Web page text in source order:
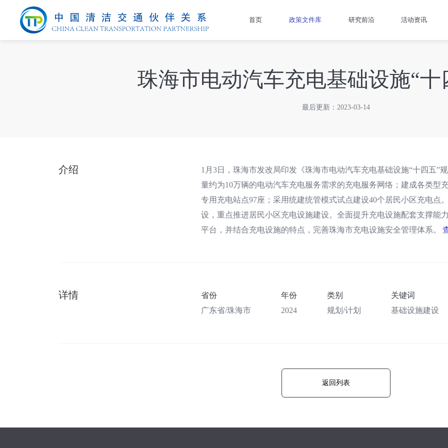
首页 政策文件库 研究前沿 活动资讯
珠海市电动汽车充电基础设施“十
最后更新：2023-03-14
介绍
1月3日，珠海市发改局印发《珠海市电动汽车充电基础设施“十四五”
量约为10万辆的电动汽车充电服务需求的充电服务网络；建成各类型
专用充电站点97座；采用统建统管模式试点建设40个居民小区充电点
设，重点推进居民小区充电设施建设。全面提升充电设施配套支撑能
平台，并结合充电设施的特点，完善珠海市充电设施安全管理体系。
详情
省份
广东省/珠海市
年份
2024
类别
规划/计划
关键词
基础设施建设
返回列表